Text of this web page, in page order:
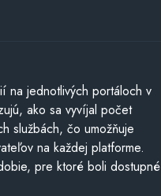
na jednotlivých portáloch v
ako sa vyvíjal počet
službách, čo umožňuje
na každej platforme.
pre ktoré boli dostupné